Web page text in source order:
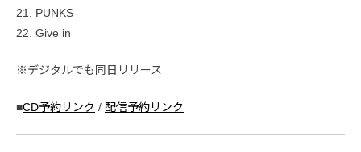
21. PUNKS
22. Give in
※デジタルでも同日リリース
■CD予約リンク / 配信予約リンク